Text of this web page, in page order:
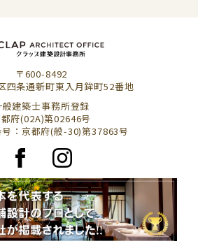
〒600-8492
四条通新町東入月鉾町52番地
般建築士事務所登録
府(02A)第02646号
：京都府(般-30)第37863号